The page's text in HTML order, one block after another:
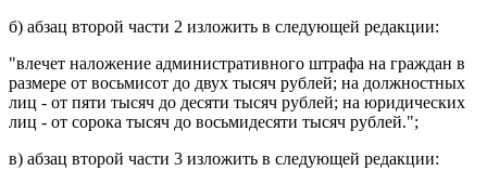
б) абзац второй части 2 изложить в следующей редакции:
"влечет наложение административного штрафа на граждан в
размере от восьмисот до двух тысяч рублей; на должностных
лиц - от пяти тысяч до десяти тысяч рублей; на юридических
лиц - от сорока тысяч до восьмидесяти тысяч рублей.";
в) абзац второй части 3 изложить в следующей редакции: